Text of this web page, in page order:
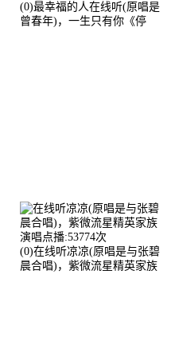
(0)最幸福的人在线听(原唱是
曾春年)，一生只有你《停
(0)在线听凉凉(原唱是与张碧
晨合唱)，紫微流星精英家族